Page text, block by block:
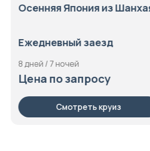
Осенняя Япония из Шанхая
Ежедневный заезд
8 дней / 7 ночей
Цена по запросу
Смотреть круиз